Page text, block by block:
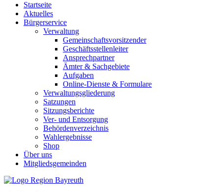
Startseite
Aktuelles
Bürgerservice
Verwaltung
Gemeinschaftsvorsitzender
Geschäftsstellenleiter
Ansprechpartner
Ämter & Sachgebiete
Aufgaben
Online-Dienste & Formulare
Verwaltungsgliederung
Satzungen
Sitzungsberichte
Ver- und Entsorgung
Behördenverzeichnis
Wahlergebnisse
Shop
Über uns
Mitgliedsgemeinden